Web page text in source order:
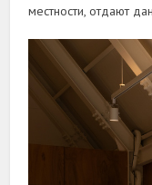
местности, отдают